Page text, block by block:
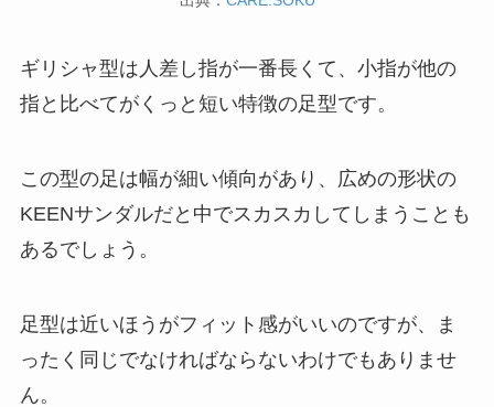
ギリシャ型は人差し指が一番長くて、小指が他の
指と比べてがくっと短い特徴の足型です。
この型の足は幅が細い傾向があり、広めの形状の
KEENサンダルだと中でスカスカしてしまうことも
あるでしょう。
足型は近いほうがフィット感がいいのですが、ま
ったく同じでなければならないわけでもありませ
ん。